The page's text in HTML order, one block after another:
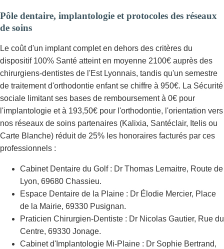
Pôle dentaire, implantologie et protocoles des réseaux
de soins
Le coût d'un implant complet en dehors des critères du
dispositif 100% Santé atteint en moyenne 2100€ auprès des
chirurgiens-dentistes de l'Est Lyonnais, tandis qu'un semestre
de traitement d'orthodontie enfant se chiffre à 950€. La Sécurité
sociale limitant ses bases de remboursement à 0€ pour
l'implantologie et à 193,50€ pour l'orthodontie, l'orientation vers
nos réseaux de soins partenaires (Kalixia, Santéclair, Itelis ou
Carte Blanche) réduit de 25% les honoraires facturés par ces
professionnels :
Cabinet Dentaire du Golf : Dr Thomas Lemaitre, Route de
Lyon, 69680 Chassieu.
Espace Dentaire de la Plaine : Dr Élodie Mercier, Place
de la Mairie, 69330 Pusignan.
Praticien Chirurgien-Dentiste : Dr Nicolas Gautier, Rue du
Centre, 69330 Jonage.
Cabinet d'Implantologie Mi-Plaine : Dr Sophie Bertrand,